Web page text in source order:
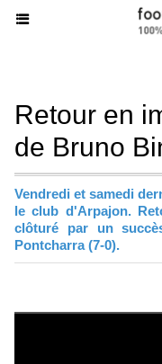
Retour en
de Bruno
Vendredi et samedi
le club d'Arpajon.
clôturé par un
Pontcharra (7-0).